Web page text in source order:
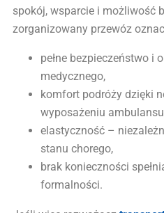
spokój, wsparcie i możliwość
zorganizowany przewóz
pełne bezpieczeństwo i
medycznego,
komfort podróży dzięki
wyposażeniu
elastyczność –
stanu chorego,
brak konieczności
formalności.